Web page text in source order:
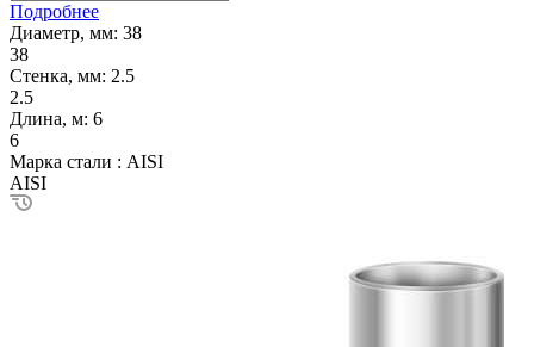
Подробнее
Диаметр, мм: 38
38
Стенка, мм: 2.5
2.5
Длина, м: 6
6
Марка стали : AISI
AISI